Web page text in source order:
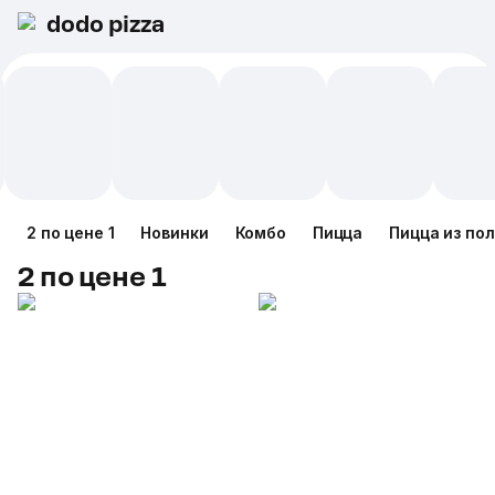
dodo pizza
2 по цене 1 Новинки Комбо Пицца Пицца из
2 по цене 1